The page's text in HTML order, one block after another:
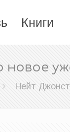
Книги
Нейт